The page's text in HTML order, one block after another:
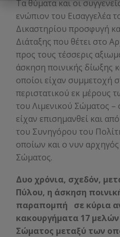
Τα θύματα και οι
ενώπιον του Εισαγγελέα
Δικαστηρίου προσφυγή
Διάταξης που θέτει στο
προς τους τέσσερις
άσκηση ποινικής δίωξης
οποίοι είχαν συμμετοχή
περιστατικού εκ μέρους
του Λιμενικού Σώματος
είχαν επισημανθεί και
του Συνηγόρου του
οποίων και ο νυν
Σώματος.
Δυο χρόνια, σχεδόν,
Πύλου, η άσκηση
παραπομπή
σε κύρια
κακουργήματα 17 μελών
Σώματος μεταξύ των